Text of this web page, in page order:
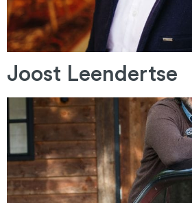
Joost Leendertse